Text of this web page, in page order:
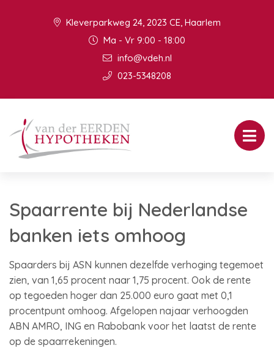
Kleverparkweg 24, 2023 CE, Haarlem
Ma - Vr 9:00 - 18:00
info@vdeh.nl
023-5348208
Spaarrente bij Nederlandse
banken iets omhoog
Spaarders bij ASN kunnen dezelfde verhoging tegemoet
zien, van 1,65 procent naar 1,75 procent. Ook de rente
op tegoeden hoger dan 25.000 euro gaat met 0,1
procentpunt omhoog. Afgelopen najaar verhoogden
ABN AMRO, ING en Rabobank voor het laatst de rente
op de spaarrekeningen.